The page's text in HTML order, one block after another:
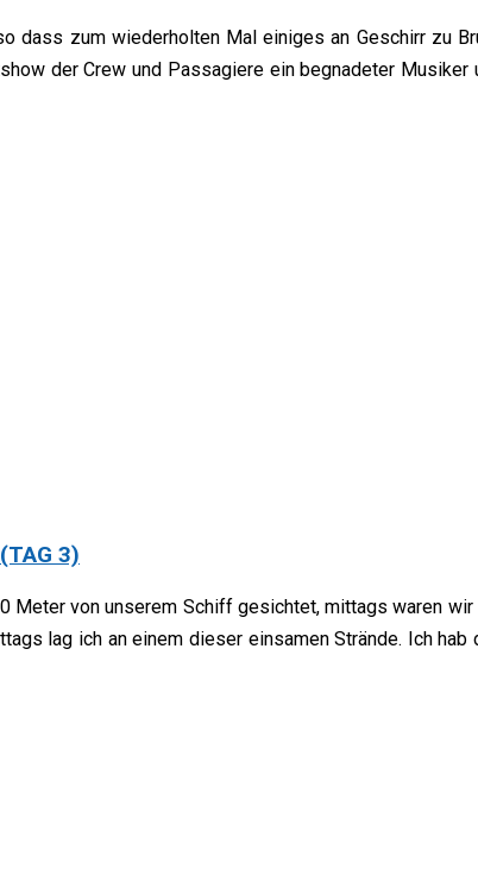
dass zum wiederholten Mal einiges an Geschirr zu
der Crew und Passagiere ein begnadeter Musiker
3)
Meter von unserem Schiff gesichtet, mittags waren wir
lag ich an einem dieser einsamen Strände. Ich hab